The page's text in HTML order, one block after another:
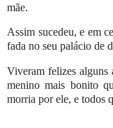
mãe.
Assim sucedeu, e em
fada no seu palácio de
Viveram felizes
menino mais bonito
morria por ele, e todos